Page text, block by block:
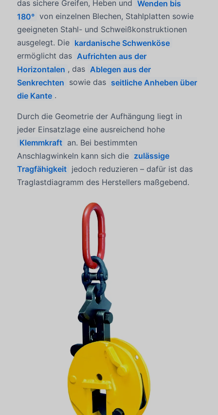
das sichere Greifen, Heben und Wenden bis
180° von einzelnen Blechen, Stahlplatten sowie
geeigneten Stahl- und Schweißkonstruktionen
ausgelegt. Die kardanische Schwenköse
ermöglicht das Aufrichten aus der
Horizontalen , das Ablegen aus der
Senkrechten sowie das seitliche Anheben über
die Kante .
Durch die Geometrie der Aufhängung liegt in
jeder Einsatzlage eine ausreichend hohe
Klemmkraft an. Bei bestimmten
Anschlagwinkeln kann sich die zulässige
Tragfähigkeit jedoch reduzieren – dafür ist das
Traglastdiagramm des Herstellers maßgebend.